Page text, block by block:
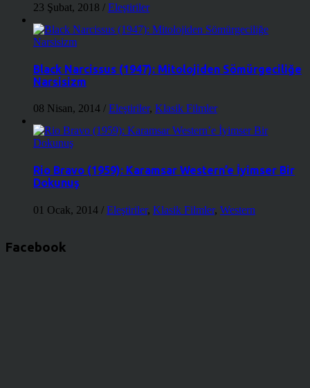
23 Şubat, 2018 / Eleştiriler
Black Narcissus (1947): Mitolojiden Sömürgeciliğe
Narsisizm
08 Nisan, 2014 / Eleştiriler, Klasik Filmler
Rio Bravo (1959): Karamsar Western’e İyimser Bir
Dokunuş
01 Ocak, 2014 / Eleştiriler, Klasik Filmler, Western
Facebook